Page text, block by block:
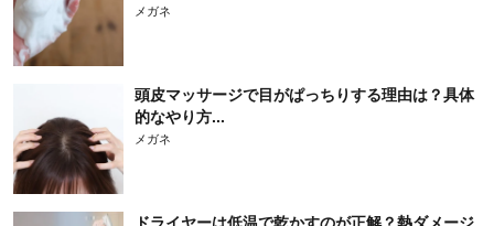
メガネ
頭皮マッサージで目がぱっちりする理由は？具体
的なやり方...
メガネ